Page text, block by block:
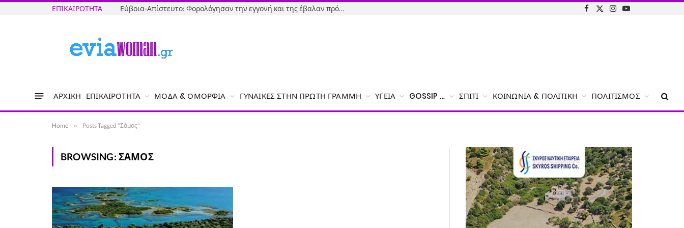
ΕΠΙΚΑΙΡΌΤΗΤΑ Εύβοια-Απίστευτο: Φορολόγησαν την εγγονή και της έβαλαν πρόστιμο γιατί δεν δήλωσε το χαρτζιλίκι του παππού!
Facebook
X
Instagram
YouTube
ΑΡΧΙΚΉ ΕΠΙΚΑΙΡΌΤΗΤΑ ΜΌΔΑ & ΟΜΟΡΦΙΆ ΓΥΝΑΊΚΕΣ ΣΤΗΝ ΠΡΏΤΗ ΓΡΑΜΜΉ ΥΓΕΊΑ GOSSIP … ΣΠΊΤΙ ΚΟΙΝΩΝΊΑ & ΠΟΛΙΤΙΚΉ ΠΟΛΙΤΙΣΜΌΣ
Home » Posts Tagged "Σάμος"
BROWSING: ΣΆΜΟΣ